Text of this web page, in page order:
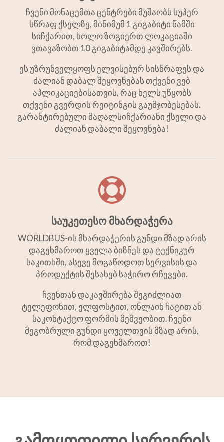
ჩვენი მონაცემთა ცენტრები მუშაობს სუპერ
სწრაფ ქსელზე, მინიმუმ 1 გიგაბიტი წამში
სიჩქარით, ხოლო ზოგიერთ ლოკაციაში
ვთავაზობთ 10 გიგაბიტამდე კავშირებს.
ეს უზრუნველყოფს ელვისებურ სისწრაფეს და
ძალიან დაბალ შეყოვნებას თქვენი ვებ
აპლიკაციებისათვის, რაც ხელს უწყობს
თქვენი გვერდის რეიტინგის გაუმჯობესებას.
გარანტირებული მაღალსიჩქარიანი ქსელი და
ძალიან დაბალი შეყოვნება!
საუკეთესო მხარდაჭერა
WORLDBUS-ის მხარდაჭერის გუნდი მზად არის
დაგეხმაროთ ყველა ბიზნეს და ტექნიკურ
საკითხში, ასევე მოგაწოდოთ სერვისის და
პროდუქტის შესახებ საჭირო რჩევები.
ჩვენთან დაკავშირება შეგიძლიათ
ტელეფონით, ელფოსტით, ონლაინ ჩატით ან
საკონტაქტო ფორმის მეშვეობით. ჩვენი
მეგობრული გუნდი ყოველთვის მზად არის,
რომ დაგეხმაროთ!